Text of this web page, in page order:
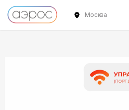
Москва
в наличии
в наличии
в наличии